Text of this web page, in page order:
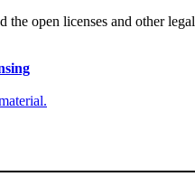
open licenses and other